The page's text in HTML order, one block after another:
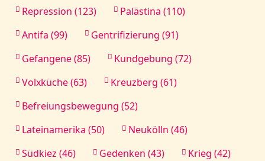
Repression (123)
Palästina (110)
Antifa (99)
Gentrifizierung (91)
Gefangene (85)
Kundgebung (72)
Volxküche (63)
Kreuzberg (61)
Befreiungsbewegung (52)
Lateinamerika (50)
Neukölln (46)
Südkiez (46)
Gedenken (43)
Krieg (42)